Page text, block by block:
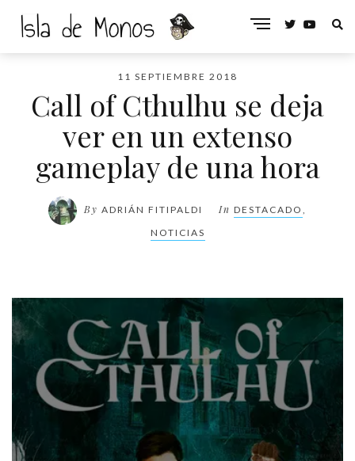
11 SEPTIEMBRE 2018
Call of Cthulhu se deja
ver en un extenso
gameplay de una hora
By ADRIÁN FITIPALDI In DESTACADO ,
NOTICIAS